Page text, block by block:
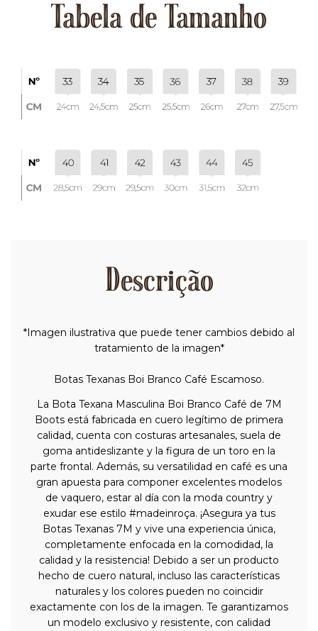
Tabela de Tamanho
Descrição
*Imagen ilustrativa que puede tener cambios debido al
tratamiento de la imagen*
Botas Texanas Boi Branco Café Escamoso.
La Bota Texana Masculina Boi Branco Café de 7M
Boots está fabricada en cuero legítimo de primera
calidad, cuenta con costuras artesanales, suela de
goma antideslizante y la figura de un toro en la
parte frontal. Además, su versatilidad en café es una
gran apuesta para componer excelentes modelos
de vaquero, estar al día con la moda country y
exudar ese estilo #madeinroça. ¡Asegura ya tus
Botas Texanas 7M y vive una experiencia única,
completamente enfocada en la comodidad, la
calidad y la resistencia! Debido a ser un producto
hecho de cuero natural, incluso las características
naturales y los colores pueden no coincidir
exactamente con los de la imagen. Te garantizamos
un modelo exclusivo y resistente, con calidad